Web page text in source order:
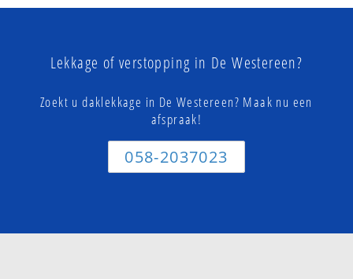
Lekkage of verstopping in De Westereen?
Zoekt u daklekkage in De Westereen? Maak nu een
afspraak!
058-2037023